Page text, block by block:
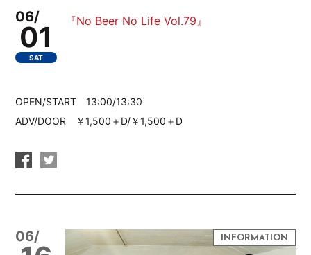
06/
01
SAT
『No Beer No Life Vol.79』
OPEN/START 13:00/13:30
ADV/DOOR ￥1,500＋D/￥1,500＋D
06/